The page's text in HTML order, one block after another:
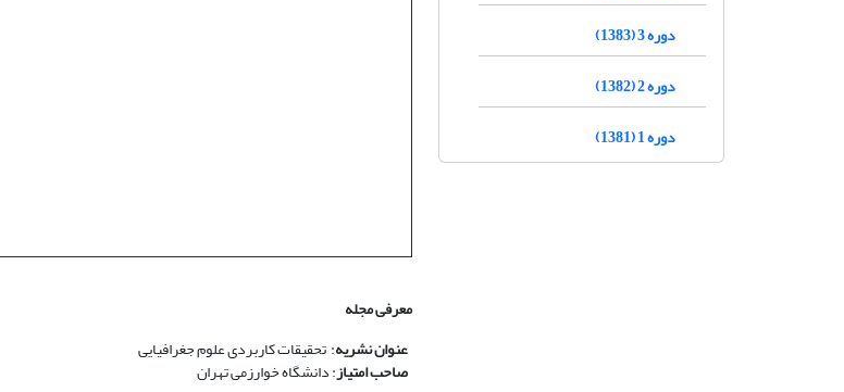
دوره 3 (1383)
دوره 2 (1382)
دوره 1 (1381)
معرفی مجله
عنوان نشریه: تحقیقات کاربردی علوم جغرافیایی
صاحب امتیاز: دانشگاه خوارزمی تهران